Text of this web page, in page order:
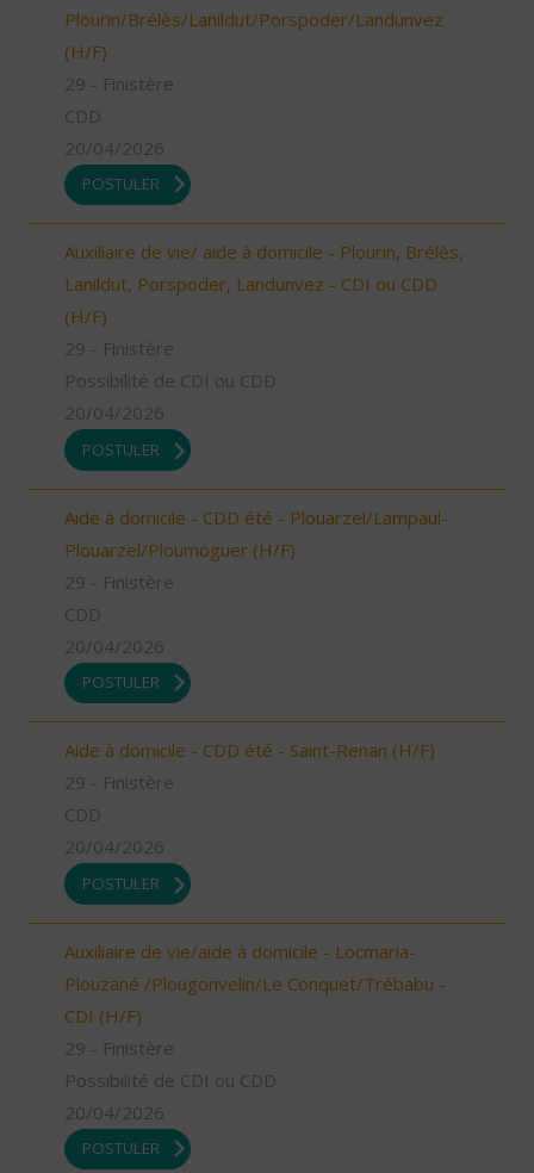
Plourin/Brélès/Lanildut/Porspoder/Landunvez
(H/F)
29 - Finistère
CDD
20/04/2026
POSTULER
Auxiliaire de vie/ aide à domicile - Plourin, Brélès,
Lanildut, Porspoder, Landunvez - CDI ou CDD
(H/F)
29 - Finistère
Possibilité de CDI ou CDD
20/04/2026
POSTULER
Aide à domicile - CDD été - Plouarzel/Lampaul-
Plouarzel/Ploumoguer (H/F)
29 - Finistère
CDD
20/04/2026
POSTULER
Aide à domicile - CDD été - Saint-Renan (H/F)
29 - Finistère
CDD
20/04/2026
POSTULER
Auxiliaire de vie/aide à domicile - Locmaria-
Plouzané /Plougonvelin/Le Conquet/Trébabu -
CDI (H/F)
29 - Finistère
Possibilité de CDI ou CDD
20/04/2026
POSTULER